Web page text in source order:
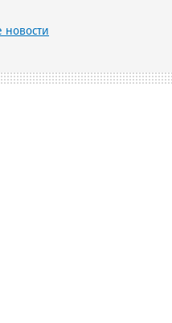
новости